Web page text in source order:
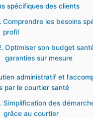
spécifiques des clients
Comprendre les besoins
profil
Optimiser son budget
garanties sur mesure
administratif et
par le courtier santé
Simplification des
grâce au courtier